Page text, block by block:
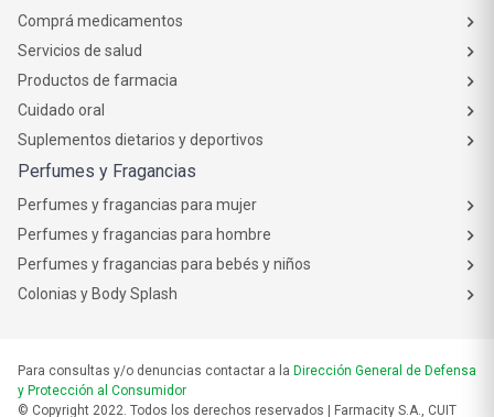
Comprá medicamentos
Servicios de salud
Productos de farmacia
Cuidado oral
Suplementos dietarios y deportivos
Perfumes y Fragancias
Perfumes y fragancias para mujer
Perfumes y fragancias para hombre
Perfumes y fragancias para bebés y niños
Colonias y Body Splash
Para consultas y/o denuncias contactar a la Dirección General de Defensa
y Protección al Consumidor
© Copyright 2022. Todos los derechos reservados | Farmacity S.A., CUIT